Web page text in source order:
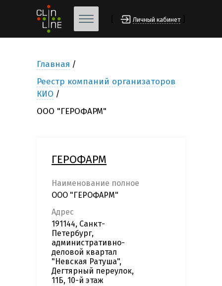
Личный кабинет
Главная
Реестр компаний организаторов
КИО
ООО "ГЕРОФАРМ"
ГЕРОФАРМ
Наименование полное
ООО "ГЕРОФАРМ"
Адрес
191144, Санкт-
Петербург,
административно-
деловой квартал
"Невская Ратуша",
Дегтярный переулок,
11Б, 10-й этаж